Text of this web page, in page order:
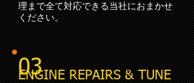
理まで全て対応できる当社におまかせ
ください。
03
ENGINE REPAIRS & TUNE